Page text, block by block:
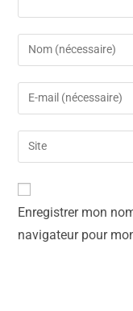
Enregistrer mon
navigateur pour